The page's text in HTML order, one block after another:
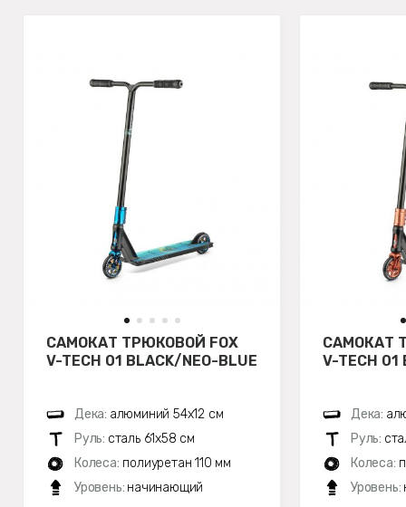
САМОКАТ ТРЮКОВОЙ FOX
V-TECH 01 BLACK/NEO-BLUE
Дека: алюминий 54х12 см
Руль: сталь 61х58 см
Колеса: полиуретан 110 мм
Уровень: начинающий
САМОКАТ
V-TECH 01
Дека:
Руль:
Колеса:
Уровень: